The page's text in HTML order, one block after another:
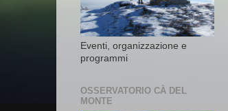
Eventi, organizzazione e
programmi
OSSERVATORIO CÀ DEL
MONTE